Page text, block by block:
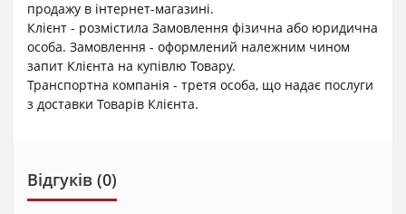
продажу в інтернет-магазині.
Клієнт - розмістила Замовлення фізична або юридична
особа. Замовлення - оформлений належним чином
запит Клієнта на купівлю Товару.
Транспортна компанія - третя особа, що надає послуги
з доставки Товарів Клієнта.
Відгуків (0)